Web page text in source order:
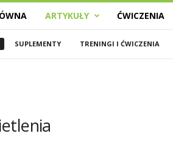
ARTYKUŁY ĆWICZENIA
SUPLEMENTY TRENINGI I ĆWICZENIA